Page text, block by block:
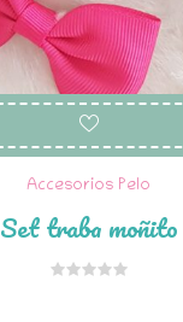
Accesorios Pelo
Set traba moñito